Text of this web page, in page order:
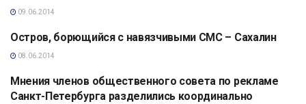
09.06.2014
АНАЛИТИКА
Остров, борющийся с навязчивыми СМС – Сахалин
08.06.2014
АНАЛИТИКА
Мнения членов общественного совета по рекламе
Санкт-Петербурга разделились координально